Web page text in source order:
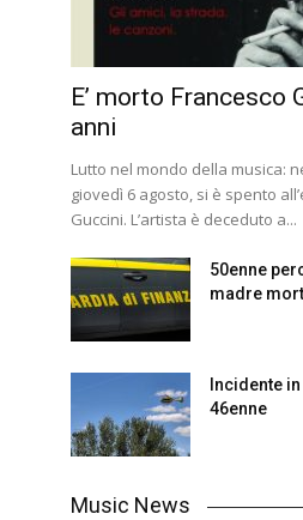
E’ morto Francesco
anni
Lutto nel mondo della musica:
giovedì 6 agosto, si è spento
Guccini. L’artista è deceduto a...
50enne
madre
Incidente
46enne
Music News